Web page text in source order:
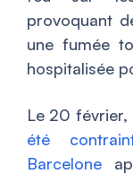
provoquant
une fumée
hospitalisée
Le 20 février,
été
Barcelone